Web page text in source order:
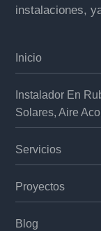
instalaciones,
Inicio
Instalador En
Solares, Aire
Servicios
Proyectos
Blog